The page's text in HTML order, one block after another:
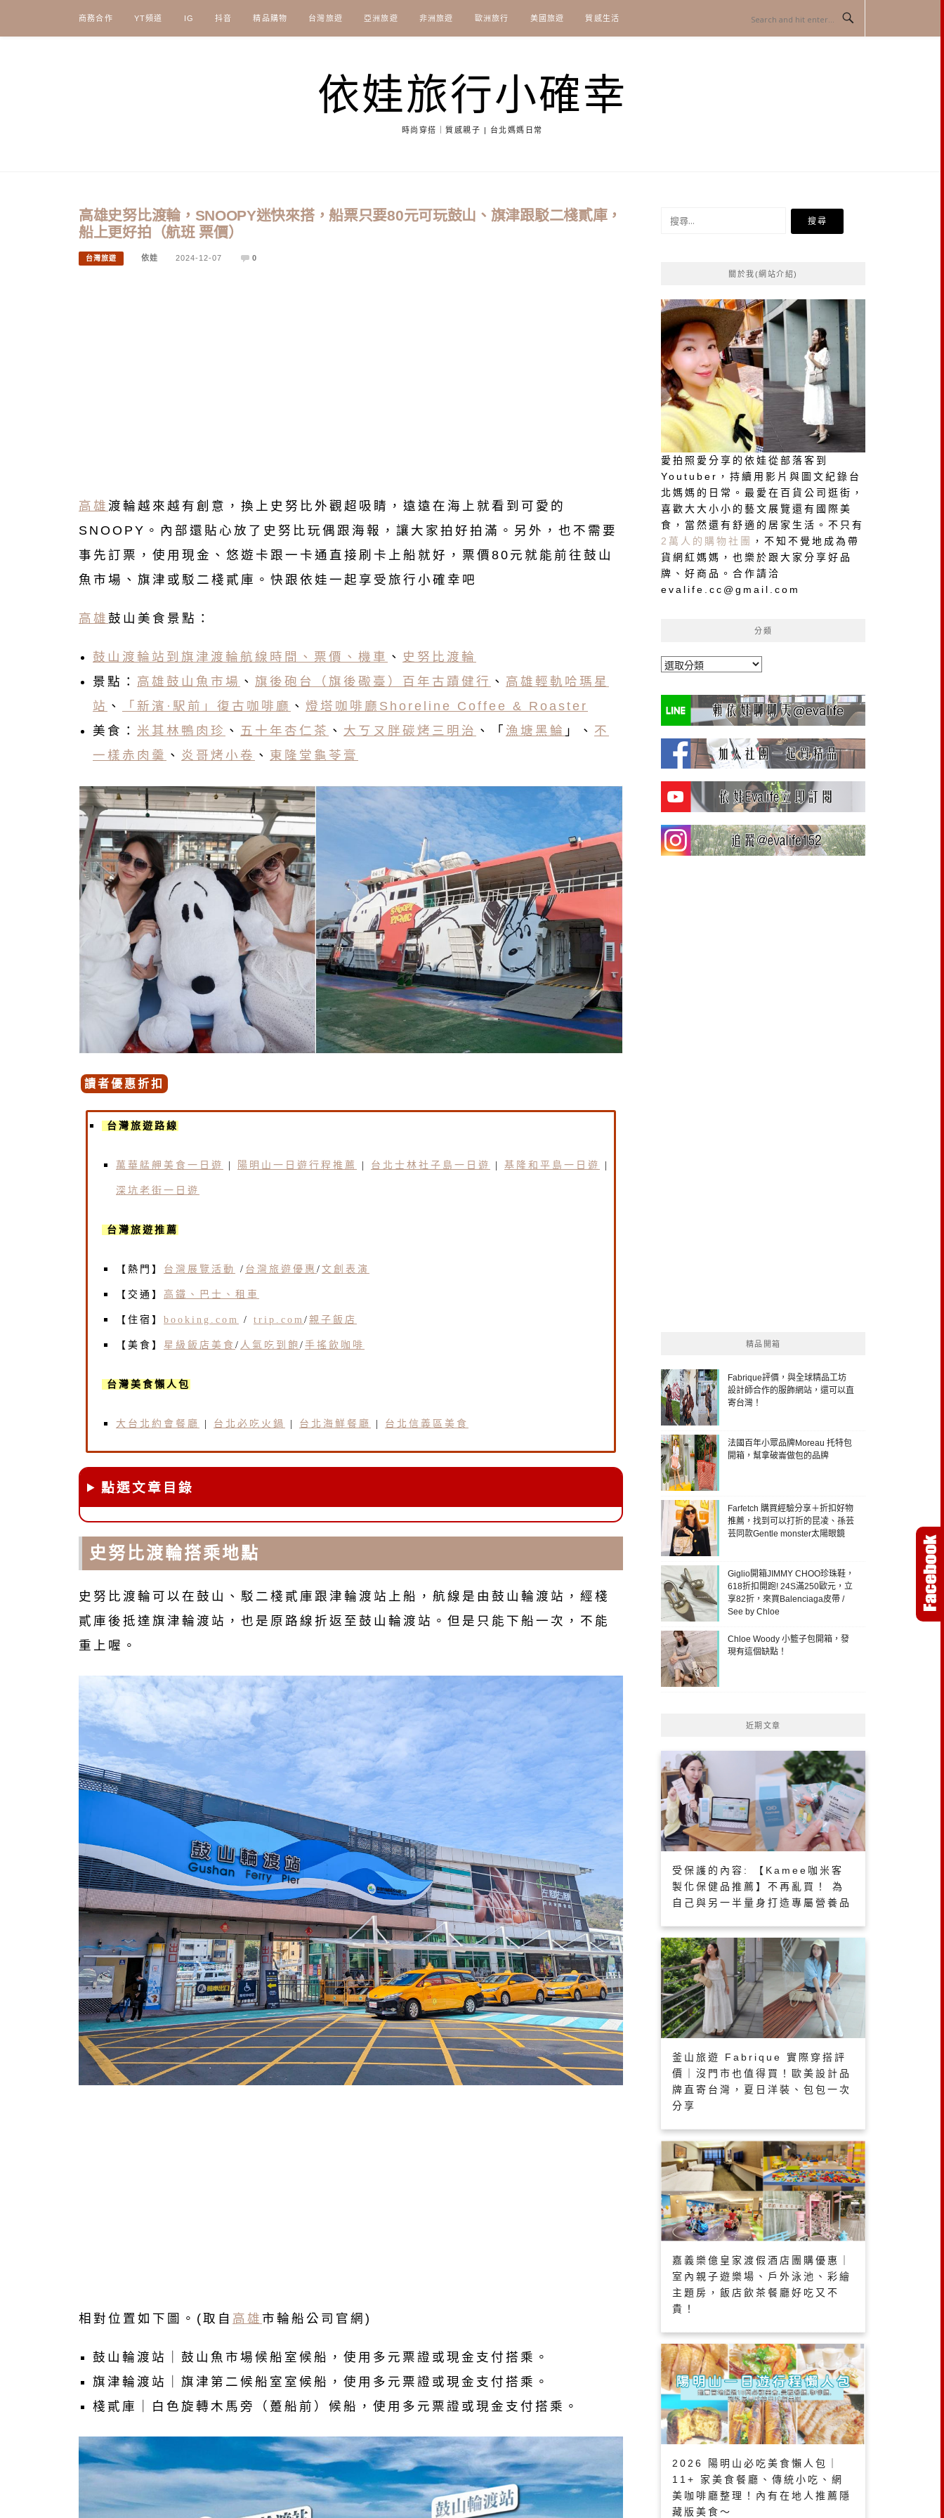
content
商務合作 YT頻道 IG 抖音 精品購物 台灣旅遊 亞洲旅遊 非洲旅遊 歐洲旅行 美國旅遊 質感生活
依娃旅行小確幸
時尚穿搭｜質感親子 | 台北媽媽日常
高雄史努比渡輪，SNOOPY迷快來搭，船票只要80元可玩鼓山、旗津跟駁二棧貳庫，
船上更好拍（航班 票價）
台灣旅遊 依娃 2024-12-07 0
高雄 渡輪越來越有創意，換上史努比外觀超吸睛，遠遠在海上就看到可愛的
SNOOPY。內部還貼心放了史努比玩偶跟海報，讓大家拍好拍滿。另外，也不需要
事先訂票，使用現金、悠遊卡跟一卡通直接刷卡上船就好，票價80元就能前往鼓山
魚市場、旗津或駁二棧貳庫。快跟依娃一起享受旅行小確幸吧
高雄 鼓山美食景點：
鼓山渡輪站到旗津渡輪航線時間、票價、機車 、 史努比渡輪
景點： 高雄鼓山魚市場 、 旗後砲台（旗後礮臺）百年古蹟健行 、 高雄輕軌哈瑪星
站 、 「新濱·駅前」復古咖啡廳 、 燈塔咖啡廳Shoreline Coffee & Roaster
美食： 米其林鴨肉珍 、 五十年杏仁茶 、 大ㄎㄡ胖碳烤三明治 、「 漁塘黑鯩 」、 不
一樣赤肉羹 、 炎哥烤小卷 、 東隆堂龜苓膏
讀者優惠折扣
台灣旅遊路線
萬華艋舺美食一日遊 | 陽明山一日遊行程推薦 | 台北士林社子島一日遊 | 基隆和平島一日遊 |
深坑老街一日遊
台灣旅遊推薦
【熱門】 台灣展覽活動 / 台灣旅遊優惠 / 文創表演
【交通】 高鐵、巴士、租車
【住宿】 booking.com / trip.com / 親子飯店
【美食】 星級飯店美食 / 人氣吃到飽 / 手搖飲咖啡
台灣美食懶人包
大台北約會餐廳 | 台北必吃火鍋 | 台北海鮮餐廳 | 台北信義區美食
點選文章目錄
史努比渡輪搭乘地點
史努比渡輪可以在鼓山、駁二棧貳庫跟津輪渡站上船，航線是由鼓山輪渡站，經棧
貳庫後抵達旗津輪渡站，也是原路線折返至鼓山輪渡站。但是只能下船一次，不能
重上喔。
相對位置如下圖。(取自 高雄 市輪船公司官網)
鼓山輪渡站｜鼓山魚市場候船室候船，使用多元票證或現金支付搭乘。
旗津輪渡站｜旗津第二候船室室候船，使用多元票證或現金支付搭乘。
棧貳庫｜白色旋轉木馬旁（躉船前）候船，使用多元票證或現金支付搭乘。
搜
關於我(網站介紹)
愛拍照愛分享的依娃從部落客到
Youtuber，持續用影片與圖文紀錄台
北媽媽的日常。最愛在百貨公司逛街，
喜歡大大小小的藝文展覽還有國際美
食，當然還有舒適的居家生活。不只有
2萬人的購物社團
，不知不覺地成為帶
貨網紅媽媽，也樂於跟大家分享好品
牌、好商品。合作請洽
evalife.cc@gmail.com
分類
分
精品開箱
Fabrique評價，與全球精品工坊
設計師合作的服飾網站，還可以直
寄台灣！
法國百年小眾品牌Moreau 托特包
開箱，幫拿破崙做包的品牌
Farfetch 購買經驗分享＋折扣好物
推薦，找到可以打折的昆凌、孫芸
芸同款Gentle monster太陽眼鏡
Giglio開箱JIMMY CHOO珍珠鞋，
618折扣開跑! 24S滿250歐元，立
享82折，來買Balenciaga皮帶 /
See by Chloe
Chloe Woody 小籃子包開箱，發
現有這個缺點！
近期文章
受保護的內容: 【Kamee咖米客
製化保健品推薦】不再亂買！ 為
自己與另一半量身打造專屬營養品
釜山旅遊 Fabrique 實際穿搭評
價｜沒門市也值得買！歐美設計品
牌直寄台灣，夏日洋裝、包包一次
分享
嘉義樂億皇家渡假酒店團購優惠｜
室內親子遊樂場、戶外泳池、彩繪
主題房，飯店飲茶餐廳好吃又不
貴！
2026 陽明山必吃美食懶人包｜
11+ 家美食餐廳、傳統小吃、網
美咖啡廳整理！內有在地人推薦隱
藏版美食～